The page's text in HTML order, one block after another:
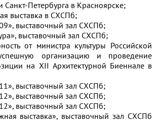
Петербурга в Красноярске;
выставка в СХСПб;
выставочный зал СХСПб;
выставочный зал СХСПб;
от министра культуры Российской
организацию и проведение
на ХII Архитектурной Биеннале в
выставочный зал СХСПб;
выставочный зал СХСПб;
выставочный зал СХСПб;
выставка», выставочный зал СХСПб